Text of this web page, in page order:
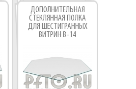
ДОПОЛНИТЕЛЬНАЯ
СТЕКЛЯННАЯ ПОЛКА
ДЛЯ ШЕСТИГРАННЫХ
ВИТРИН В-14